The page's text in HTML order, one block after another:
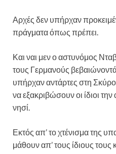
Αρχές δεν υπήρχαν
πράγματα όπως πρέπει.
Και ναι μεν ο αστυνόμος
τους Γερμανούς
υπήρχαν αντάρτες στη
να εξακριβώσουν οι ίδιοι
νησί.
Εκτός απ’ το χτένισμα της
μάθουν απ’ τους ίδιους τους